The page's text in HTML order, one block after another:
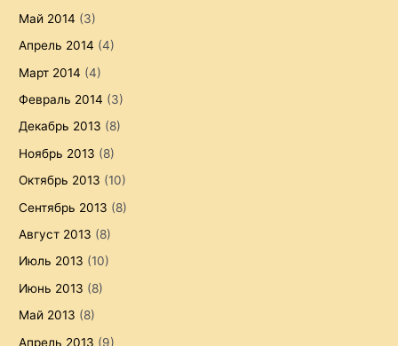
Май 2014 (3)
Апрель 2014 (4)
Март 2014 (4)
Февраль 2014 (3)
Декабрь 2013 (8)
Ноябрь 2013 (8)
Октябрь 2013 (10)
Сентябрь 2013 (8)
Август 2013 (8)
Июль 2013 (10)
Июнь 2013 (8)
Май 2013 (8)
Апрель 2013 (9)